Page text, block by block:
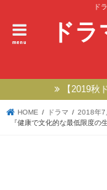
ド
ド
menu
【2019秋
HOME ドラマ
2018年7
『健康で文化的な最低限度の